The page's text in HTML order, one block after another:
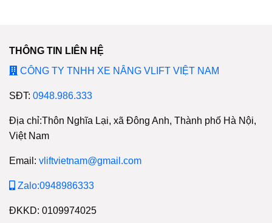
THÔNG TIN LIÊN HỆ
CÔNG TY TNHH XE NÂNG VLIFT VIỆT NAM
SĐT: 0948.986.333
Địa chỉ:Thôn Nghĩa Lại, xã Đông Anh, Thành phố Hà Nội,
Việt Nam
Email: vliftvietnam@gmail.com
Zalo:0948986333
ĐKKD: 0109974025